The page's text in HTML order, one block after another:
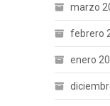
marzo
febrero
enero